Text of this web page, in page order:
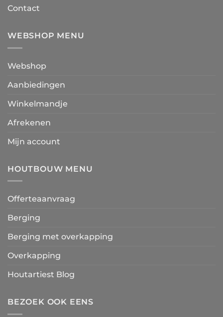
Contact
WEBSHOP MENU
Webshop
Aanbiedingen
Winkelmandje
Afrekenen
Mijn account
HOUTBOUW MENU
Offerteaanvraag
Berging
Berging met overkapping
Overkapping
Houtartiest Blog
BEZOEK OOK EENS